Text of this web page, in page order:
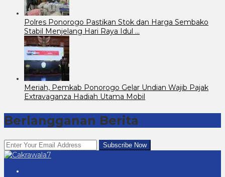
Polres Ponorogo Pastikan Stok dan Harga Sembako
Stabil Menjelang Hari Raya Idul …
Meriah, Pemkab Ponorogo Gelar Undian Wajib Pajak
Extravaganza Hadiah Utama Mobil
Berlangganan Berita